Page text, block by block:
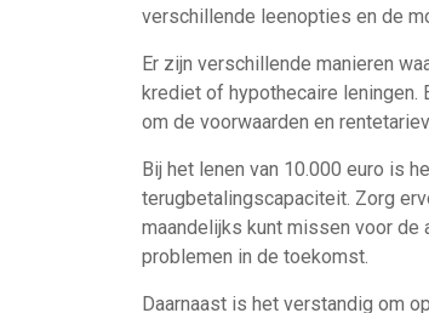
verschillende leenopties en de
Er zijn verschillende manieren
krediet of hypothecaire leningen.
om de voorwaarden en
Bij het lenen van 10.000 euro is
terugbetalingscapaciteit. Zorg
maandelijks kunt missen voor de
problemen in de toekomst.
Daarnaast is het verstandig om